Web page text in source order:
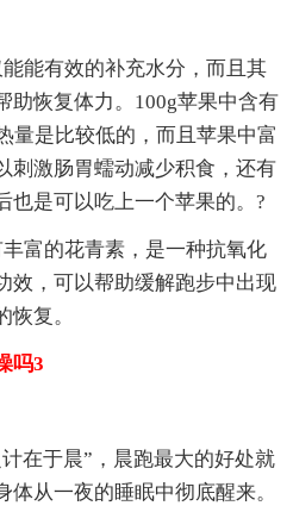
能有效的补充水分，而且其
助恢复体力。100g苹果中含有
量是比较低的，而且苹果中富
刺激肠胃蠕动减少积食，还有
也是可以吃上一个苹果的。?
富的花青素，是一种抗氧化
效，可以帮助缓解跑步中出现
复。
吗3
计在于晨”，晨跑最大的好处就
从一夜的睡眠中彻底醒来。